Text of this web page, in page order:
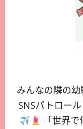
みんなの隣の
SNSパトロー
「世界